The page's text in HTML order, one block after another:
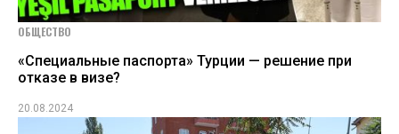
ОБЩЕСТВО
«Специальные паспорта» Турции — решение при
отказе в визе?
20.08.2024